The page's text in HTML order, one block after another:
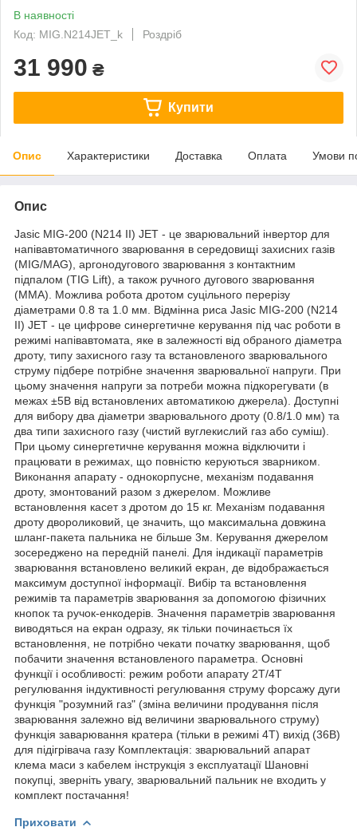
В наявності
Код: MIG.N214JET_k
Роздріб
31 990 ₴
Купити
Опис Характеристики Доставка Оплата Умови
Опис
Jasic MIG-200 (N214 II) JET - це зварювальний інвертор для
напівавтоматичного зварювання в середовищі захисних газів
(MIG/MAG), аргонодугового зварювання з контактним
підпалом (TIG Lift), а також ручного дугового зварювання
(MMA). Можлива робота дротом суцільного перерізу
діаметрами 0.8 та 1.0 мм. Відмінна риса Jasic MIG-200 (N214
II) JET - це цифрове синергетичне керування під час роботи в
режимі напівавтомата, яке в залежності від обраного діаметра
дроту, типу захисного газу та встановленого зварювального
струму підбере потрібне значення зварювальної напруги. При
цьому значення напруги за потреби можна підкорегувати (в
межах ±5В від встановлених автоматикою джерела). Доступні
для вибору два діаметри зварювального дроту (0.8/1.0 мм) та
два типи захисного газу (чистий вуглекислий газ або суміш).
При цьому синергетичне керування можна відключити і
працювати в режимах, що повністю керуються зварником.
Виконання апарату - однокорпусне, механізм подавання
дроту, змонтований разом з джерелом. Можливе
встановлення касет з дротом до 15 кг. Механізм подавання
дроту двороликовий, це значить, що максимальна довжина
шланг-пакета пальника не більше 3м. Керування джерелом
зосереджено на передній панелі. Для індикації параметрів
зварювання встановлено великий екран, де відображається
максимум доступної інформації. Вибір та встановлення
режимів та параметрів зварювання за допомогою фізичних
кнопок та ручок-енкодерів. Значення параметрів зварювання
виводяться на екран одразу, як тільки починається їх
встановлення, не потрібно чекати початку зварювання, щоб
побачити значення встановленого параметра. Основні
функції і особливості: режим роботи апарату 2Т/4Т
регулювання індуктивності регулювання струму форсажу дуги
функція "розумний газ" (зміна величини продування після
зварювання залежно від величини зварювального струму)
функція заварювання кратера (тільки в режимі 4Т) вихід (36В)
для підігрівача газу Комплектація: зварювальний апарат
клема маси з кабелем інструкція з експлуатації Шановні
покупці, зверніть увагу, зварювальний пальник не входить у
комплект постачання!
Приховати